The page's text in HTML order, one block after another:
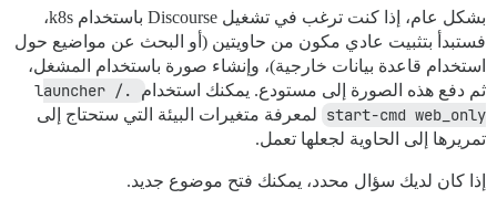
بشكل عام، إذا كنت ترغب في تشغيل Discourse باستخدام k8s،
فستبدأ بتثبيت عادي مكون من حاويتين (أو البحث عن مواضيع حول
استخدام قاعدة بيانات خارجية)، وإنشاء صورة باستخدام المشغل،
ثم دفع هذه الصورة إلى مستودع. يمكنك استخدام
./launcher
start-cmd web_only لمعرفة متغيرات البيئة التي ستحتاج إلى
تمريرها إلى الحاوية لجعلها تعمل.
إذا كان لديك سؤال محدد، يمكنك فتح موضوع جديد.